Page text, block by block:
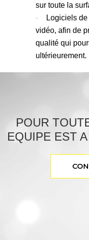
sur toute la
Logiciels
vidéo, afin de
qualité qui
ultérieurement.
POUR
EQUIPE EST